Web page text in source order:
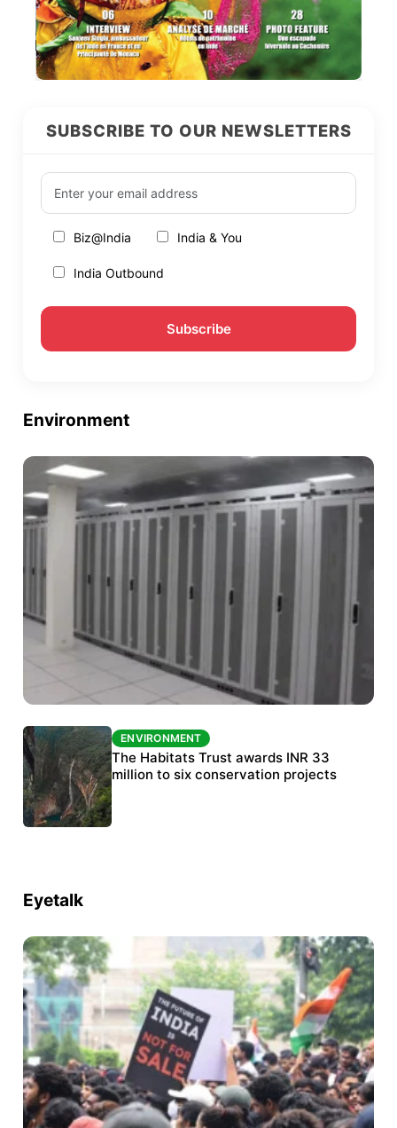
SUBSCRIBE TO OUR NEWSLETTERS
Biz@India India & You
India Outbound
Environment
ENVIRONMENT
India’s data centre boom raises questions
over water, power and sustainability
ENVIRONMENT
The Habitats Trust awards INR 33
million to six conservation projects
Eyetalk